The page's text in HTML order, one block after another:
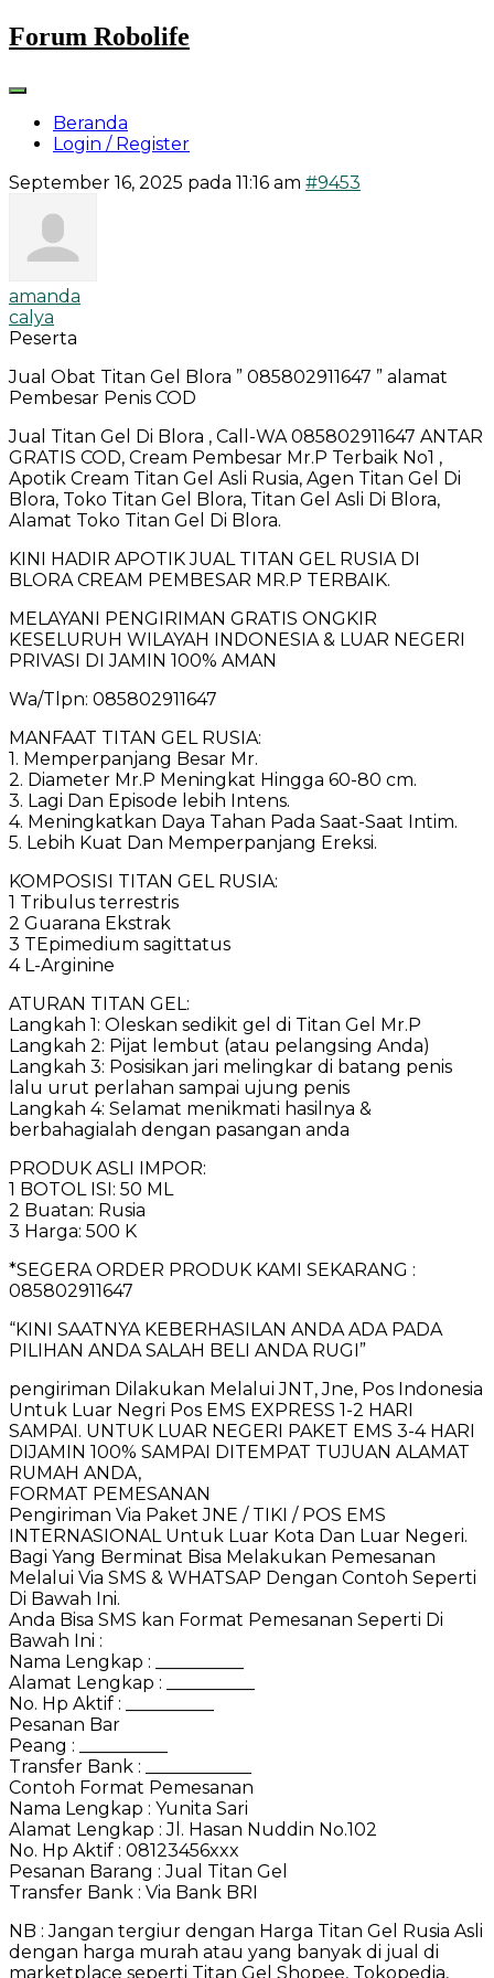
Skip
to
Forum Robolife
Beranda
Login / Register
September 16, 2025 pada 11:16 am #9453
amanda
calya
Peserta
Jual Obat Titan Gel Blora ” 085802911647 ” alamat
Pembesar Penis COD
Jual Titan Gel Di Blora , Call-WA 085802911647 ANTAR
GRATIS COD, Cream Pembesar Mr.P Terbaik No1 ,
Apotik Cream Titan Gel Asli Rusia, Agen Titan Gel Di
Blora, Toko Titan Gel Blora, Titan Gel Asli Di Blora,
Alamat Toko Titan Gel Di Blora.
KINI HADIR APOTIK JUAL TITAN GEL RUSIA DI
BLORA CREAM PEMBESAR MR.P TERBAIK.
MELAYANI PENGIRIMAN GRATIS ONGKIR
KESELURUH WILAYAH INDONESIA & LUAR NEGERI
PRIVASI DI JAMIN 100% AMAN
Wa/Tlpn: 085802911647
MANFAAT TITAN GEL RUSIA:
1. Memperpanjang Besar Mr.
2. Diameter Mr.P Meningkat Hingga 60-80 cm.
3. Lagi Dan Episode lebih Intens.
4. Meningkatkan Daya Tahan Pada Saat-Saat Intim.
5. Lebih Kuat Dan Memperpanjang Ereksi.
KOMPOSISI TITAN GEL RUSIA:
1 Tribulus terrestris
2 Guarana Ekstrak
3 TEpimedium sagittatus
4 L-Arginine
ATURAN TITAN GEL:
Langkah 1: Oleskan sedikit gel di Titan Gel Mr.P
Langkah 2: Pijat lembut (atau pelangsing Anda)
Langkah 3: Posisikan jari melingkar di batang penis
lalu urut perlahan sampai ujung penis
Langkah 4: Selamat menikmati hasilnya &
berbahagialah dengan pasangan anda
PRODUK ASLI IMPOR:
1 BOTOL ISI: 50 ML
2 Buatan: Rusia
3 Harga: 500 K
*SEGERA ORDER PRODUK KAMI SEKARANG :
085802911647
“KINI SAATNYA KEBERHASILAN ANDA ADA PADA
PILIHAN ANDA SALAH BELI ANDA RUGI”
pengiriman Dilakukan Melalui JNT, Jne, Pos Indonesia
Untuk Luar Negri Pos EMS EXPRESS 1-2 HARI
SAMPAI. UNTUK LUAR NEGERI PAKET EMS 3-4 HARI
DIJAMIN 100% SAMPAI DITEMPAT TUJUAN ALAMAT
RUMAH ANDA,
FORMAT PEMESANAN
Pengiriman Via Paket JNE / TIKI / POS EMS
INTERNASIONAL Untuk Luar Kota Dan Luar Negeri.
Bagi Yang Berminat Bisa Melakukan Pemesanan
Melalui Via SMS & WHATSAP Dengan Contoh Seperti
Di Bawah Ini.
Anda Bisa SMS kan Format Pemesanan Seperti Di
Bawah Ini :
Nama Lengkap : __________
Alamat Lengkap : __________
No. Hp Aktif : __________
Pesanan Bar
Peang : __________
Transfer Bank : ____________
Contoh Format Pemesanan
Nama Lengkap : Yunita Sari
Alamat Lengkap : Jl. Hasan Nuddin No.102
No. Hp Aktif : 08123456xxx
Pesanan Barang : Jual Titan Gel
Transfer Bank : Via Bank BRI
NB : Jangan tergiur dengan Harga Titan Gel Rusia Asli
dengan harga murah atau yang banyak di jual di
marketplace seperti Titan Gel Shopee, Tokopedia,